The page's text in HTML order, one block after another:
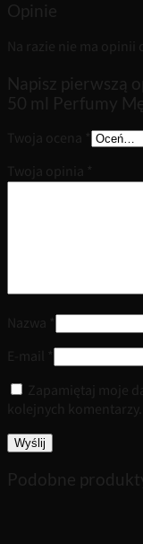
Opinie
Na razie nie ma opinii
Napisz pierwszą
50 ml Perfumy
Twoja ocena
Twoja opinia
Nazwa
E-mail
Zapamiętaj moje
kolejnych komentarzy.
Podobne